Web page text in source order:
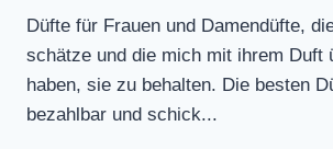
Düfte für Frauen und Damendüfte,
schätze und die mich mit ihrem Duft
haben, sie zu behalten. Die besten
bezahlbar und schick...